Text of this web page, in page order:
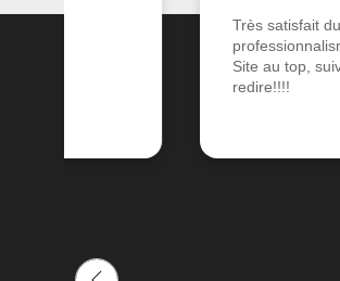
Très satisfait du service, du
professionnalisme et des
Site au top, suivi de qualité, rien à